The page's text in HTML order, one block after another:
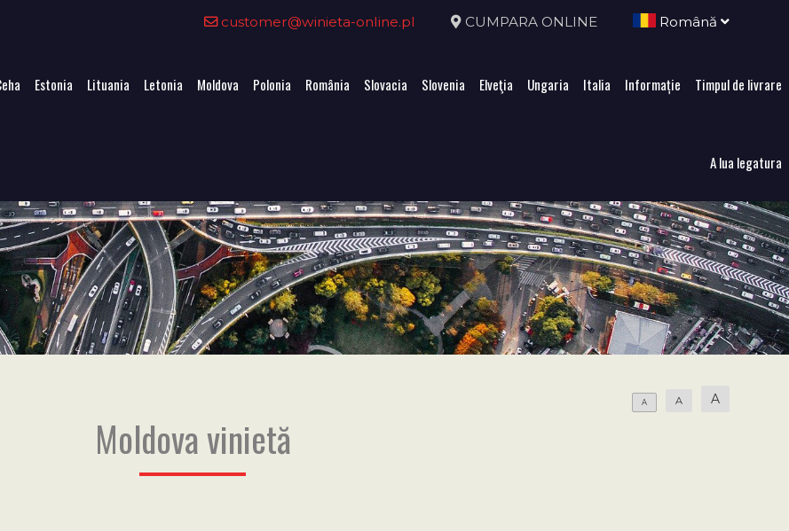
customer@winieta-online.pl CUMPARA ONLINE Română
Estonia Lituania Letonia Moldova Polonia România Slovacia Slovenia Elveţia Ungaria Italia Informație Timpul de livrare
A lua legatura
A A A
Moldova vinietă